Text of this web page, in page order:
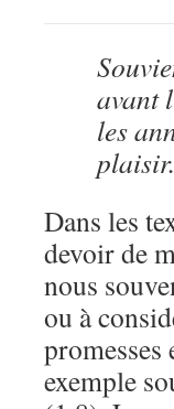
avant
les
Dans les
devoir de
nous
ou à
promesses
exemple